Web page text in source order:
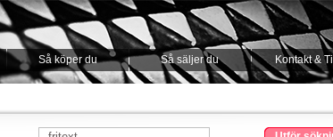
Så köper du Så säljer du Kontakt &